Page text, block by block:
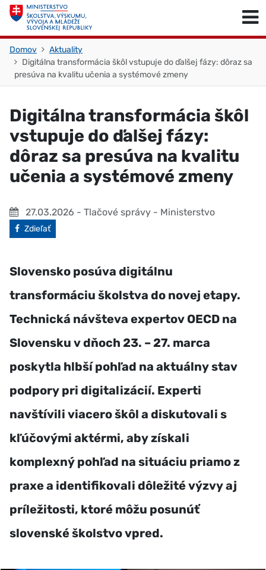
Skočiť na obsah
Domov
Aktuality
Digitálna transformácia škôl vstupuje do ďalšej fázy: dôraz sa
presúva na kvalitu učenia a systémové zmeny
Digitálna transformácia škôl
vstupuje do ďalšej fázy:
dôraz sa presúva na kvalitu
učenia a systémové zmeny
27.03.2026 - Tlačové správy - Ministerstvo
Facebook
Zdieľať
Slovensko posúva digitálnu
transformáciu školstva do novej etapy.
Technická návšteva expertov OECD na
Slovensku v dňoch 23. – 27. marca
poskytla hlbší pohľad na aktuálny stav
podpory pri digitalizácií. Experti
navštívili viacero škôl a diskutovali s
kľúčovými aktérmi, aby získali
komplexný pohľad na situáciu priamo z
praxe a identifikovali dôležité výzvy aj
príležitosti, ktoré môžu posunúť
slovenské školstvo vpred.
Skočiť na začiatok stránky